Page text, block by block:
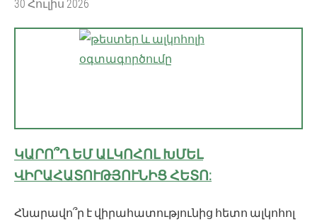
30 Հուլիս 2026
ԿԱՐՈ՞Ղ ԵՄ ԱԼԿՈՀՈԼ ԽՄԵԼ
ՎԻՐԱՀԱՏՈՒԹՅՈՒՆԻՑ ՀԵՏՈ:
Հնարավո՞ր է վիրահատությունից հետո ալկոհոլ